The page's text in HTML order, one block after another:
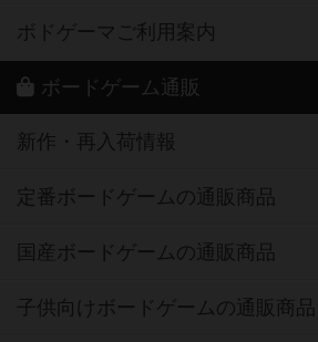
ボドゲーマご利用案内
ボードゲーム通販
新作・再入荷情報
定番ボードゲームの通販商品
国産ボードゲームの通販商品
子供向けボードゲームの通販商品